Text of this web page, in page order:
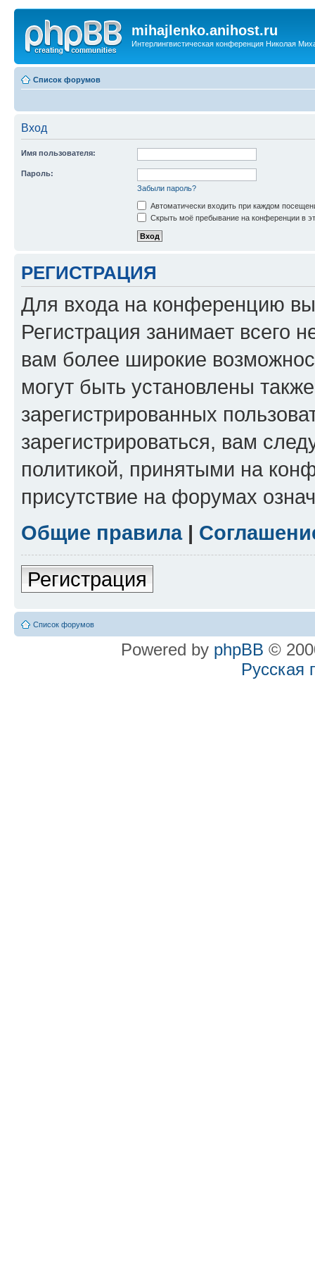
mihajlenko.anihost.ru
Интерлингвистическая конференция Николая
Список форумов
Вход
Имя пользователя:
Пароль:
Забыли пароль?
Автоматически входить при каждом
Скрыть моё пребывание на конференции в
РЕГИСТРАЦИЯ
Для входа на конференцию
Регистрация занимает всего
вам более широкие
могут быть установлены
зарегистрированных
зарегистрироваться, вам
политикой, принятыми на
присутствие на форумах
Общие правила|
Регистрация
Список форумов
Powered by phpBB ©
Русская